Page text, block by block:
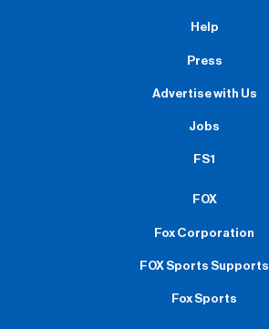
Help
Press
Advertise with Us
Jobs
FS1
FOX
Fox Corporation
FOX Sports Supports
Fox Sports